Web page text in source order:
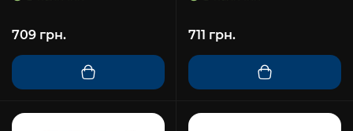
709 грн. 711 грн.